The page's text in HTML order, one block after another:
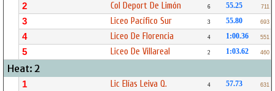
2 Col Deport De Limón 6 55.25 711
3 Liceo Pacífico Sur 3 55.80 693
4 Liceo De Florencia 4 1:00.36 551
5 Liceo De Villareal 2 1:03.62 460
Heat: 2
1 Lic Elías Leiva Q. 4 57.73 631